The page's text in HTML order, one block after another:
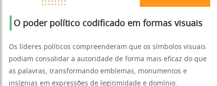
O poder político codificado em formas visuais
Os líderes políticos compreenderam que os símbolos visuais
podiam consolidar a autoridade de forma mais eficaz do que
as palavras, transformando emblemas, monumentos e
insígnias em expressões de legitimidade e domínio.